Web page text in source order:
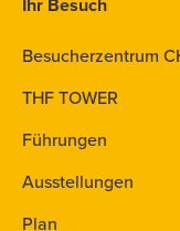
Besucherzentrum
THF TOWER
Führungen
Ausstellungen
Plan